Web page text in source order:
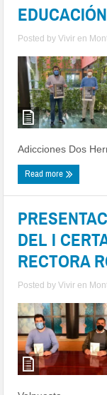
Posted byVivir en
Adicciones Dos
Read more
DEL I
RECTORA
Posted byVivir en